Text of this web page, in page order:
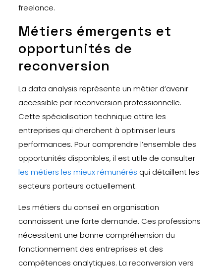
freelance.
Métiers émergents et
opportunités de
reconversion
La data analysis représente un métier d’avenir
accessible par reconversion professionnelle.
Cette spécialisation technique attire les
entreprises qui cherchent à optimiser leurs
performances. Pour comprendre l’ensemble des
opportunités disponibles, il est utile de consulter
les métiers les mieux rémunérés qui détaillent les
secteurs porteurs actuellement.
Les métiers du conseil en organisation
connaissent une forte demande. Ces professions
nécessitent une bonne compréhension du
fonctionnement des entreprises et des
compétences analytiques. La reconversion vers